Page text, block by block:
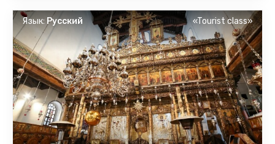
Язык:Русский «Tourist class»